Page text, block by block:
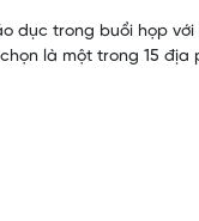
dục trong buổi họp
là một trong 15 địa